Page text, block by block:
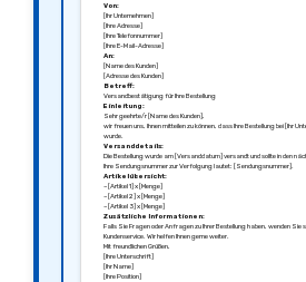
Von:
[Ihr Unternehmen]
[Ihre Adresse]
[Ihre Telefonnummer]
[Ihre E-Mail-Adresse]
An:
[Name des Kunden]
[Adresse des Kunden]
Betreff:
Versandbestätigung für Ihre Bestellung
Einleitung:
Sehr geehrte/r [Name des Kunden],
wir freuen uns, Ihnen mitteilen zu können, dass Ihre Bestellung bei [Ihr
wurde.
Versanddetails:
Die Bestellung wurde am [Versanddatum] versandt und sollte in den
Ihre Sendungsnummer zur Verfolgung lautet: [Sendungsnummer].
Artikelübersicht:
– [Artikel 1] x [Menge]
– [Artikel 2] x [Menge]
– [Artikel 3] x [Menge]
Zusätzliche Informationen:
Falls Sie Fragen oder Anfragen zu Ihrer Bestellung haben, wenden Sie
Kundenservice. Wir helfen Ihnen gerne weiter.
Mit freundlichen Grüßen,
[Ihre Unterschrift]
[Ihr Name]
[Ihre Position]